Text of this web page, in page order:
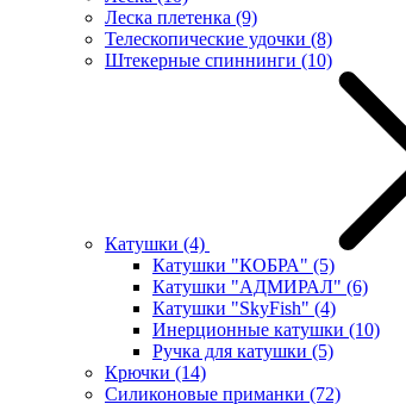
Леска плетенка (9)
Телескопические удочки (8)
Штекерные спиннинги (10)
Катушки (4)
Катушки "КОБРА" (5)
Катушки "АДМИРАЛ" (6)
Катушки "SkyFish" (4)
Инерционные катушки (10)
Ручка для катушки (5)
Крючки (14)
Силиконовые приманки (72)